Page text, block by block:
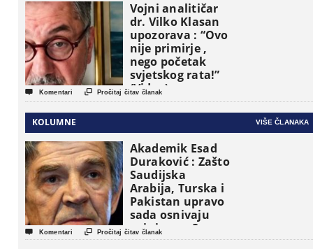
Vojni analitičar
dr. Vilko Klasan
upozorava : “Ovo
nije primirje ,
nego početak
svjetskog rata!”
(Video)
 Komentari  Pročitaj čitav članak
KOLUMNE VIŠE ČLANAKA
Akademik Esad
Duraković : Zašto
Saudijska
Arabija, Turska i
Pakistan upravo
sada osnivaju
vojni savez?
 Komentari  Pročitaj čitav članak